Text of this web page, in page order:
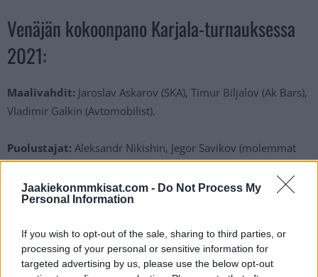
Jaakiekonmmkisat.com - Do Not Process My
Personal Information
If you wish to opt-out of the sale, sharing to third parties, or
processing of your personal or sensitive information for
targeted advertising by us, please use the below opt-out
Venäjän kokoonpano Karjala-turnauksessa
2021:
Maalivahdit: Jaroslav Askarov (SKA), Timur Biljalov (Ak Bars),
Vladimir Galkin (Avtomobilist).
Puolustajat: Aleksandr Nikishin, Jegor Savikov (molemmat
Spartak), Sergei Telegin (Traktor), Shakir Mukhamadullin
(Salavat Julajev), Kirill Kirsanov, Arsenij Koromjslov, Nikita
Smirnov (molemmat SKA), Semjon Tshistjakov (Avangard),
Hyökkääjät:Davnil Bashkirov (Salavat Julajev), Artjom